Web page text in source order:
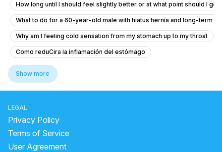
How long until I should feel slightly better or at what point should I go
What to do for a 60-year-old male with hiatus hernia and long-term
Why am I feeling cold sensation from my stomach up to my throat
Como reduCira la inflamación del estómago
What to do if I'm coughing up food shortly after eating?
abdominal pain
stop diarrhea immediately
which juice is good in loose motion
what to drink for acid reflux
Show more
LEGAL
Privacy Policy
Terms of Service
User Agreement